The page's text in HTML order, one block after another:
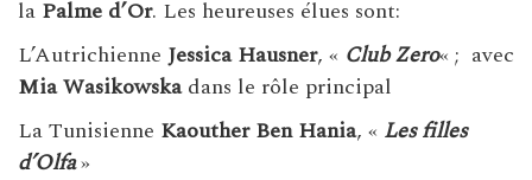
la Palme d’Or. Les heureuses élues sont:
L’Autrichienne Jessica Hausner, « Club Zero« ; avec
Mia Wasikowskadans le rôle principal
La Tunisienne Kaouther Ben Hania, « Les filles
d’Olfa»